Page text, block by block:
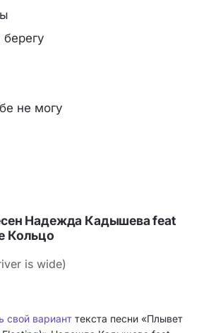
не могу
Надежда Кадышева feat
Кольцо
is wide)
свой вариант текста песни «Плывет